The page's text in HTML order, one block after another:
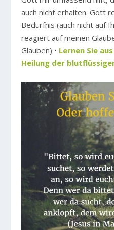
auch nicht erhalten. Gott
Bedürfnis (auch nicht auf
reagiert auf meinen
Glauben) • Lernen Sie
Heilung der